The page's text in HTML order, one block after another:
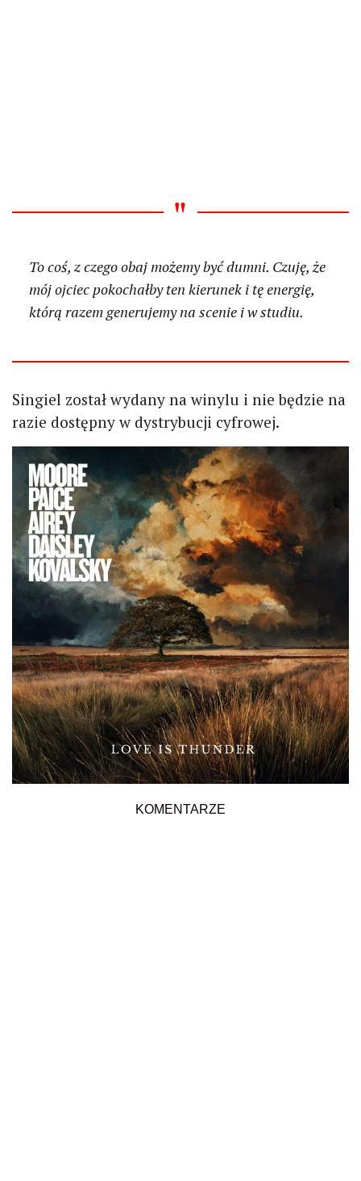
To coś, z czego obaj możemy być dumni. Czuję, że
mój ojciec pokochałby ten kierunek i tę energię,
którą razem generujemy na scenie i w studiu.
Singiel został wydany na winylu i nie będzie na
razie dostępny w dystrybucji cyfrowej.
KOMENTARZE